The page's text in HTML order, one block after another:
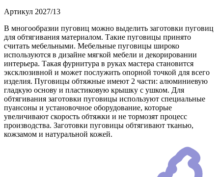
Артикул 2027/13
В многообразии пуговиц можно выделить заготовки пуговиц
для обтягивания материалом. Такие пуговицы принято
считать мебельными. Мебельные пуговицы широко
используются в дизайне мягкой мебели и декорировании
интерьера. Такая фурнитура в руках мастера становится
эксклюзивной и может послужить опорной точкой для всего
изделия. Пуговицы обтяжные имеют 2 части: алюминиевую
гладкую основу и пластиковую крышку с ушком. Для
обтягивания заготовки пуговицы используют специальные
пуансоны и установочное оборудование, которые
увеличивают скорость обтяжки и не тормозят процесс
производства. Заготовки пуговицы обтягивают тканью,
кожзамом и натуральной кожей.